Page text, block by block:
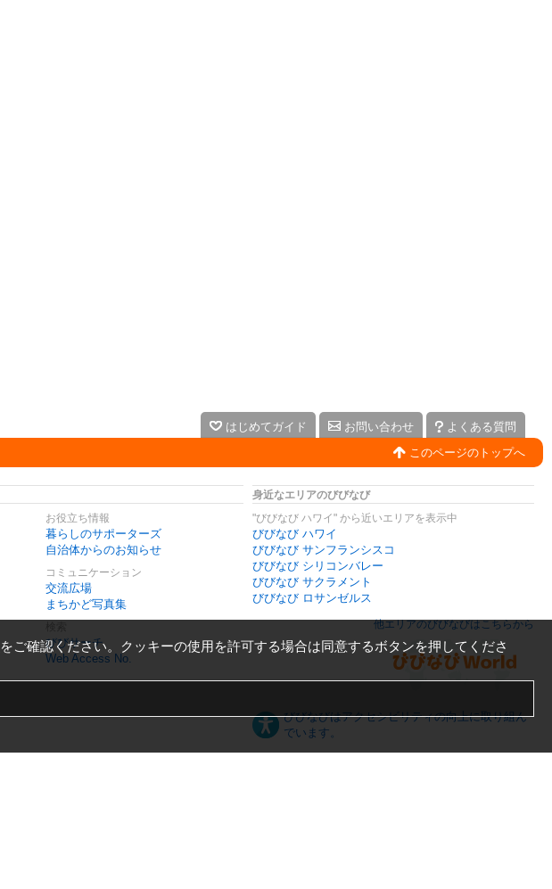
はじめてガイド お問い合わせ
よくある質問
このページのトップへ
お役立ち情報
暮らしのサポーターズ
自治体からのお知らせ
コミュニケーション
交流広場
まちかど写真集
びびサーチ
Web Access No.
身近なエリアのびびなび
"びびなび ハワイ" から近いエリアを表示中
びびなび ハワイ
びびなび サンフランシスコ
びびなび シリコンバレー
びびなび サクラメント
びびなび ロサンゼルス
他エリアのびびなびはこちらから
びびなびはアクセシビリティの向上に取り組ん
でいます。
をご確認ください。クッキーの使用を許可する場合は同意するボタンを押してくださ